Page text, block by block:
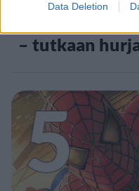
Data Deletion
– tutkaan
5